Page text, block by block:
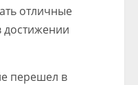
отличные
достижении
перешел в